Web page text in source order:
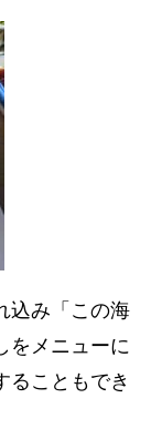
込み「この海
をメニューに
ることもでき